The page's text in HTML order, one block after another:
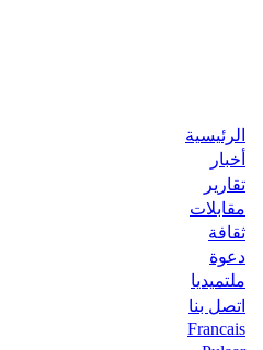
الرئيسية
أخبار
تقارير
مقابلات
ثقافة
دعوة
ملتميديا
اتصل بنا
Francais